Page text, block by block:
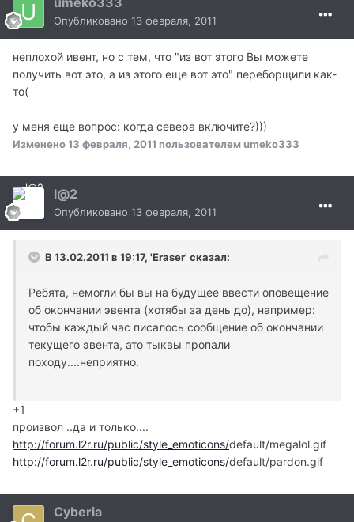
Опубликовано 13 февраля, 2011
неплохой ивент, но с тем, что "из вот этого Вы можете
получить вот это, а из этого еще вот это" переборщили как-
то(
у меня еще вопрос: когда севера включите?)))
Изменено13 февраля, 2011 пользователем umeko333
l@2
Опубликовано 13 февраля, 2011
В 13.02.2011 в 19:17, 'Eraser' сказал:
Ребята, немогли бы вы на будущее ввести оповещение
об окончании эвента (хотябы за день до), например:
чтобы каждый час писалось сообщение об окончании
текущего эвента, ато тыквы пропали
походу....неприятно.
+1
произвол ..да и только....
http://forum.l2r.ru/public/style_emoticons/default/megalol.gif
http://forum.l2r.ru/public/style_emoticons/default/pardon.gif
Cyberia